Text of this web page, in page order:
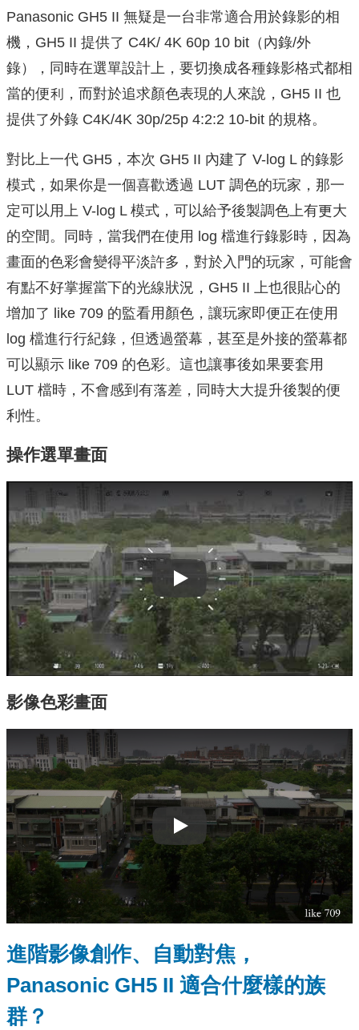
Panasonic GH5 II 無疑是一台非常適合用於錄影的相
機，GH5 II 提供了 C4K/ 4K 60p 10 bit（內錄/外
錄），同時在選單設計上，要切換成各種錄影格式都相
當的便利，⽽對於追求顏⾊表現的⼈來說，GH5 II 也
提供了外錄 C4K/4K 30p/25p 4:2:2 10-bit 的規格。
對比上一代 GH5，本次 GH5 II 內建了 V-log L 的錄影
模式，如果你是⼀個喜歡透過 LUT 調色的玩家，那⼀
定可以用上 V-log L 模式，可以給予後製調色上有更⼤
的空間。同時，當我們在使用 log 檔進⾏錄影時，因為
畫面的⾊彩會變得平淡許多，對於入門的玩家，可能會
有點不好掌握當下的光線狀況，GH5 II 上也很貼⼼的
增加了 like 709 的監看⽤顏色，讓玩家即便正在使用
log 檔進⾏行紀錄，但透過螢幕，甚⾄是外接的螢幕都
可以顯⽰ like 709 的色彩。這也讓事後如果要套用
LUT 檔時，不會感到有落差，同時大大提升後製的便
利性。
操作選單畫面
Play
影像色彩畫面
Play
進階影像創作、自動對焦，
Panasonic GH5 II 適合什麼樣的族
群？